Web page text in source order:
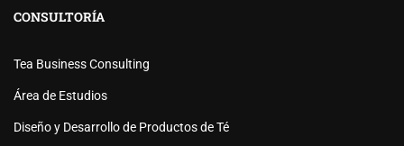
CONSULTORÍA
Tea Business Consulting
Área de Estudios
Diseño y Desarrollo de Productos de Té